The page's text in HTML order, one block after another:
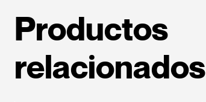
Productos
relacionados